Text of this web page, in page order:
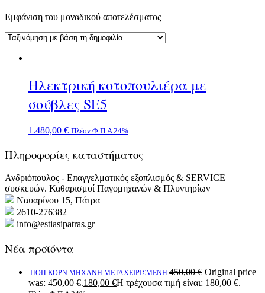
Εμφάνιση του μοναδικού αποτελέσματος
Ηλεκτρική κοτοπουλιέρα με
σούβλες SE5
1.480,00 € Πλέον Φ.Π.Α 24%
Πληροφορίες καταστήματος
Ανδριόπουλος - Επαγγελματικός εξοπλισμός & SERVICE
συσκευών. Καθαρισμοί Παγομηχανών & Πλυντηρίων
Ναυαρίνου 15, Πάτρα
2610-276382
info@estiasipatras.gr
Νέα προϊόντα
ΠΟΠ ΚΟΡΝ ΜΗΧΑΝΗ ΜΕΤΑΧΕΙΡΙΣΜΕΝΗ 450,00€ Original price
was: 450,00 €.180,00 €Η τρέχουσα τιμή είναι: 180,00 €.